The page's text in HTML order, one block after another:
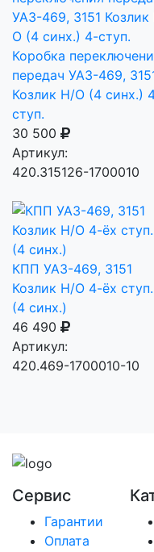
Коробка
передач УАЗ-469,
Козлик Н/О (4 синх.)
ступ.
30 500
Артикул:
420.315126-1700010
КПП УАЗ-469, 3151
Козлик Н/О 4-ёх ступ.
(4 синх.)
46 490
Артикул:
420.469-1700010-10
Сервис
Гарантии
Оплата